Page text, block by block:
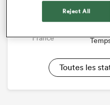
France
Toutes les
Reject All